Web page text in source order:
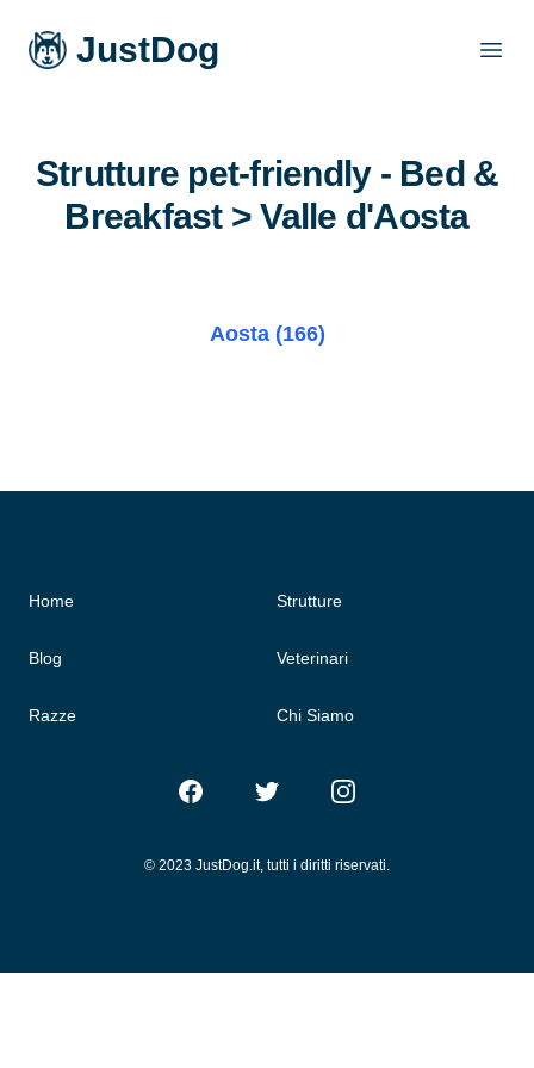
JustDog
Strutture pet-friendly - Bed &
Breakfast > Valle d'Aosta
Aosta (166)
Home
Blog
Razze
Strutture
Veterinari
Chi Siamo
FacebookTwitter Instagram
© 2023 JustDog.it, tutti i diritti riservati.